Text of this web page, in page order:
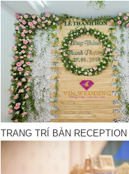
TRANG TRÍ BÀN RECEPTION